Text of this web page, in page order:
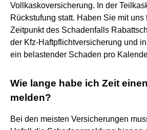
Vollkaskoversicherung. In der
Rückstufung statt. Haben Sie mit uns
Zeitpunkt des Schadenfalls
der Kfz-Haftpflichtversicherung und
ein belastender Schaden pro
Wie lange habe ich Zeit
melden?
Bei den meisten Versicherungen